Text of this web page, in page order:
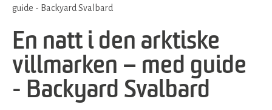
guide - Backyard Svalbard
En natt i den arktiske
villmarken – med guide
- Backyard Svalbard